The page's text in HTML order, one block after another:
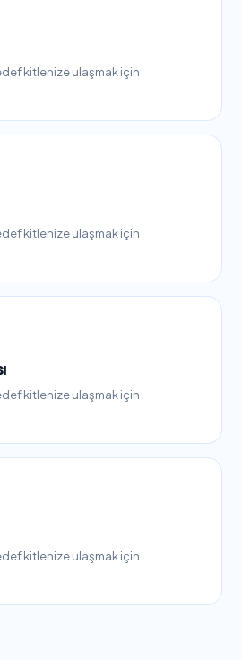
kitlenize ulaşmak için
kitlenize ulaşmak için
kitlenize ulaşmak için
kitlenize ulaşmak için